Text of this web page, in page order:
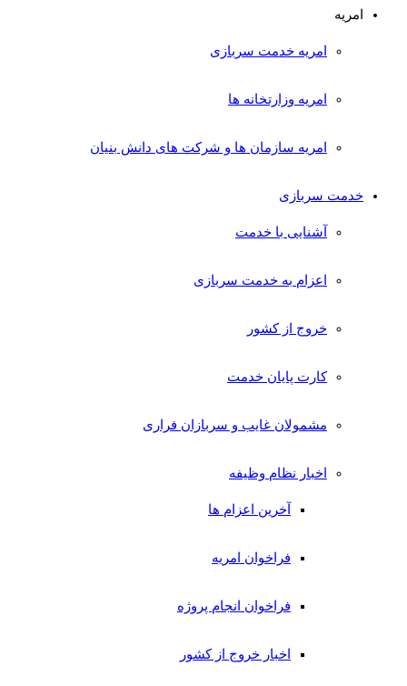
امریه
امریه خدمت سربازی
امریه وزارتخانه ها
امریه سازمان ها و شرکت های دانش بنیان
خدمت سربازی
آشنایی با خدمت
اعزام به خدمت سربازی
خروج از کشور
کارت پایان خدمت
مشمولان غایب و سربازان فراری
اخبار نظام وظیفه
آخرین اعزام ها
فراخوان امریه
فراخوان انجام پروژه
اخبار خروج از کشور